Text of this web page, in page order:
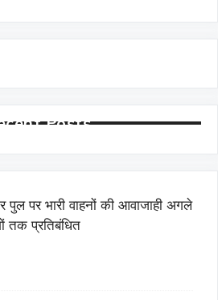
Posts
पुल पर भारी वाहनों की आवाजाही अगले
तक प्रतिबंधित